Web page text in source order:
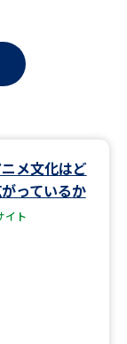
ンフ
テスト利用選抜の
請求
メ文化はど
っているか
イト